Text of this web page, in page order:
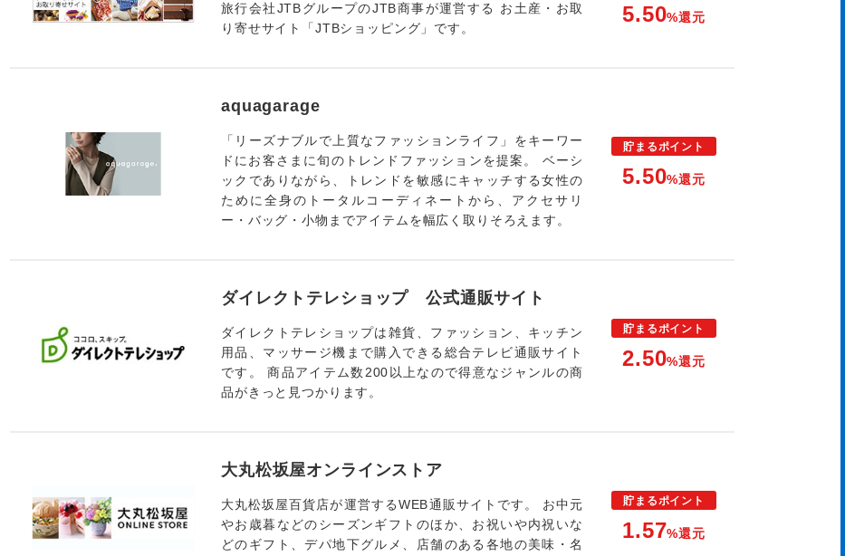
旅行会社JTBグループのJTB商事が運営する お土産・お取
り寄せサイト「JTBショッピング」です。
5.50%還元
aquagarage
「リーズナブルで上質なファッションライフ」をキーワー
ドにお客さまに旬のトレンドファッションを提案。 ベーシ
ックでありながら、トレンドを敏感にキャッチする女性の
ために全身のトータルコーディネートから、アクセサリ
ー・バッグ・小物までアイテムを幅広く取りそろえます。
貯まるポイント
5.50%還元
ダイレクトテレショップ 公式通販サイト
ダイレクトテレショップは雑貨、ファッション、キッチン
用品、マッサージ機まで購入できる総合テレビ通販サイト
です。 商品アイテム数200以上なので得意なジャンルの商
品がきっと見つかります。
貯まるポイント
2.50%還元
大丸松坂屋オンラインストア
大丸松坂屋百貨店が運営するWEB通販サイトです。 お中元
やお歳暮などのシーズンギフトのほか、お祝いや内祝いな
どのギフト、デパ地下グルメ、店舗のある各地の美味・名
貯まるポイント
1.57%還元